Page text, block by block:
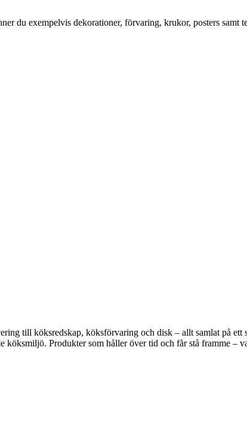
du exempelvis dekorationer, förvaring, krukor, posters samt
till köksredskap, köksförvaring och disk – allt samlat på ett
Produkter som håller över tid och får stå framme –